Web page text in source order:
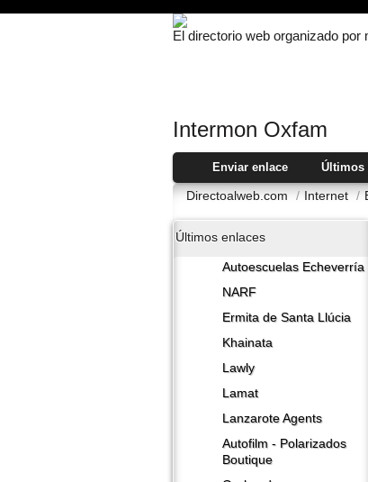
El directorio web organizado
Intermon Oxfam
Enviar enlace Últimos
Directoalweb.com / Internet /
Últimos enlaces
Autoescuelas Echeverría
NARF
Ermita de Santa Llúcia
Khainata
Lawly
Lamat
Lanzarote​ Agents
Autofilm - Polarizados
Boutique